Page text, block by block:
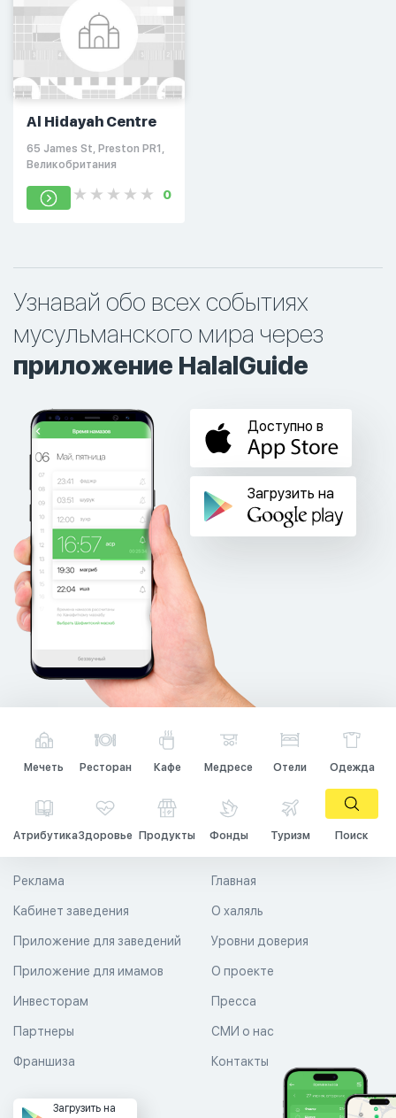
Al Hidayah Centre
65 James St, Preston PR1,
Великобритания
0
Узнавай обо всех событиях
мусульманского мира через
приложение HalalGuide
Доступно в
Загрузить на
Мечеть Ресторан Кафе Медресе Отели Одежда
АтрибутикаЗдоровье Продукты Фонды Туризм Поиск
Главная
О халяль
Уровни доверия
Реклама
Кабинет заведения
Приложение для заведений
Приложение для имамов О проекте
Пресса
СМИ о нас
Контакты
Инвесторам
Партнеры
Франшиза
Загрузить на